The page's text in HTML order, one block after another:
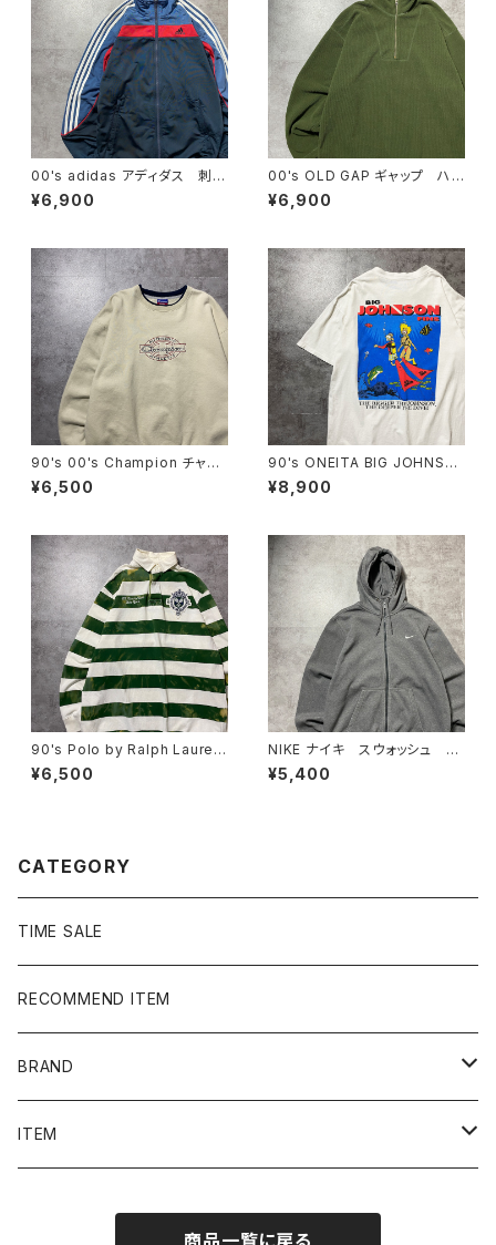
00's adidas アディダス 刺繍
ワンポイント バックプリント
サイドストライプ マルチカラ
¥6,900
00's OLD GAP ギャップ ハ
ーフジップ コーデュロイ グリ
ーン フリーススウェット トレ
¥6,900
90's 00's Champion チャン
ピオン 刺繍ロゴ ラインリ
ブ ベージュ スウェット トレ
¥6,500
90's ONEITA BIG JOHNSO
N FINS ダイビング バックプリ
ント スラング シングルステッ
¥8,900
90's Polo by Ralph Lauren
ポロバイラルフローレン 刺繍×
ワッペン ボーダー ラガーシ
¥6,500
NIKE ナイキ スウォッシュ 刺
繍ワンポイント グレー フル
ジップ ジップパーカー
¥5,400
CATEGORY
TIME SALE
RECOMMEND ITEM
BRAND
NIKE
ITEM
商品一覧に戻る